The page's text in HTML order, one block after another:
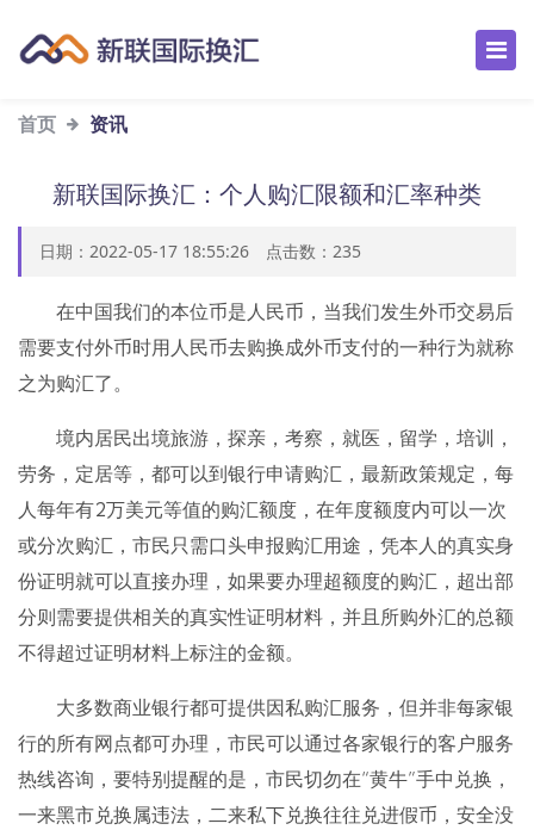
首页 资讯
新联国际换汇：个人购汇限额和汇率种类
日期：2022-05-17 18:55:26 点击数： 235
在中国我们的本位币是人民币，当我们发生外币交易后
需要支付外币时用人民币去购换成外币支付的一种行为就称
之为购汇了。
境内居民出境旅游，探亲，考察，就医，留学，培训，
劳务，定居等，都可以到银行申请购汇，最新政策规定，每
人每年有2万美元等值的购汇额度，在年度额度内可以一次
或分次购汇，市民只需口头申报购汇用途，凭本人的真实身
份证明就可以直接办理，如果要办理超额度的购汇，超出部
分则需要提供相关的真实性证明材料，并且所购外汇的总额
不得超过证明材料上标注的金额。
大多数商业银行都可提供因私购汇服务，但并非每家银
行的所有网点都可办理，市民可以通过各家银行的客户服务
热线咨询，要特别提醒的是，市民切勿在“黄牛”手中兑换，
一来黑市兑换属违法，二来私下兑换往往兑进假币，安全没